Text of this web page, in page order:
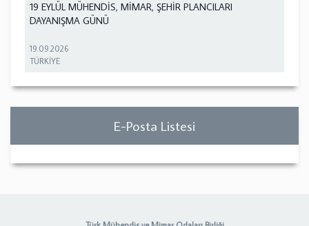
19 EYLÜL MÜHENDİS, MİMAR, ŞEHİR PLANCILARI
DAYANIŞMA GÜNÜ
19.09.2026
TÜRKİYE
E-Posta Listesi